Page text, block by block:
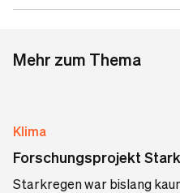
Mehr zum Thema
Klima
Forschungsprojekt
Starkregen war bislang